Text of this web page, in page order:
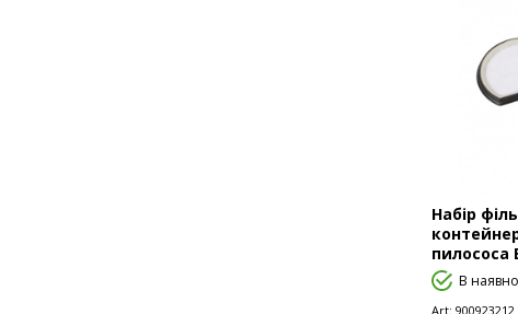
Набір
пилососа
В
Art: 900923212